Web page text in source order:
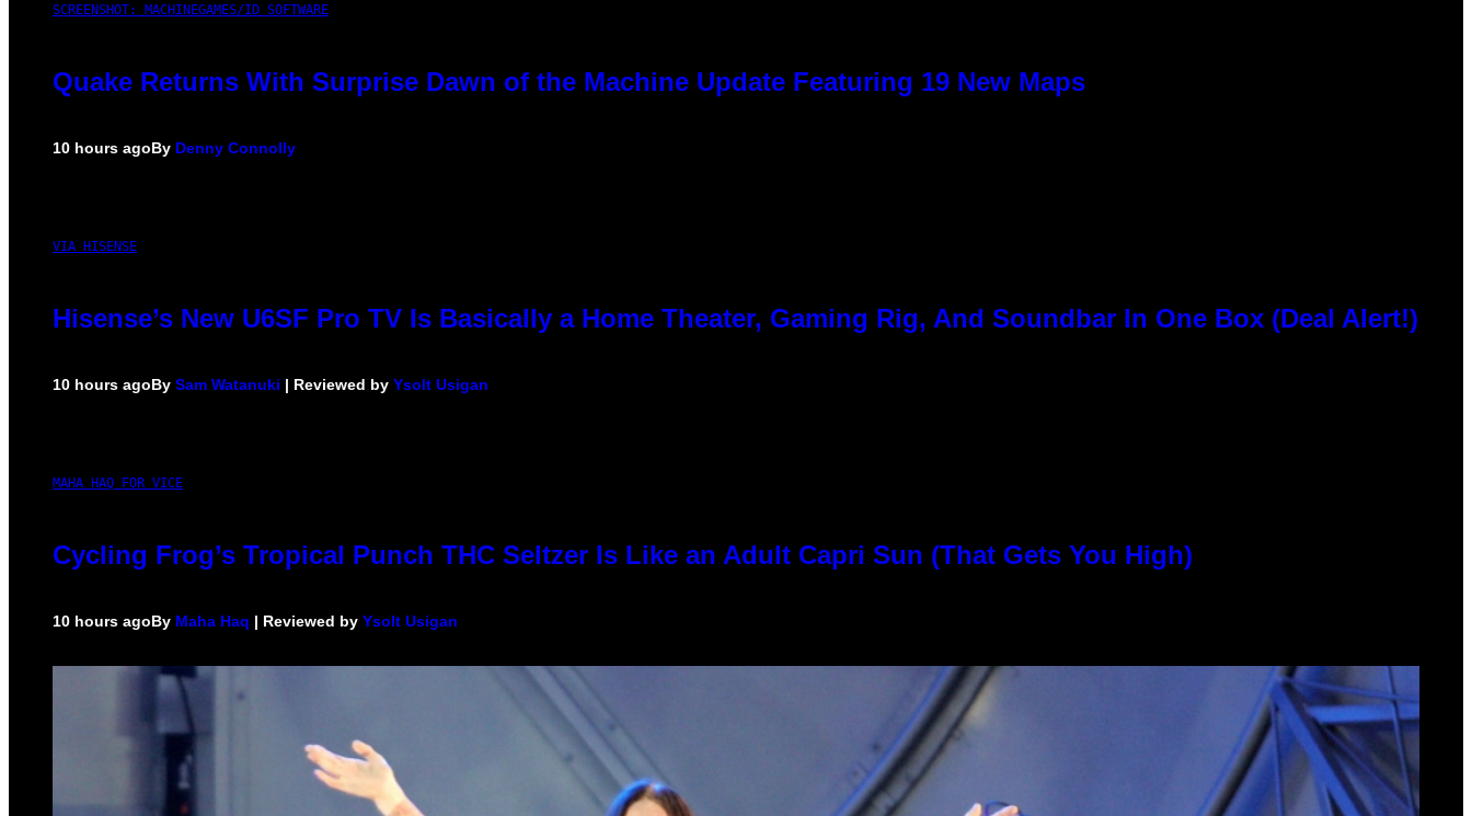
SCREENSHOT: MACHINEGAMES/ID SOFTWARE
Quake Returns With Surprise Dawn of the Machine Update Featuring 19 New Maps
10 hours agoBy Denny Connolly
VIA HISENSE
Hisense’s New U6SF Pro TV Is Basically a Home Theater, Gaming Rig, And Soundbar In One Box (Deal Alert!)
10 hours agoBy Sam Watanuki | Reviewed by Ysolt Usigan
MAHA HAQ FOR VICE
Cycling Frog’s Tropical Punch THC Seltzer Is Like an Adult Capri Sun (That Gets You High)
10 hours agoBy Maha Haq | Reviewed by Ysolt Usigan